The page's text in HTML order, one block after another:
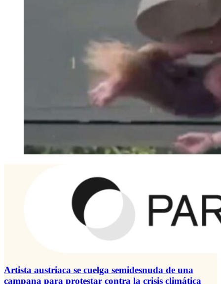
Artista austriaca se cuelga semidesnuda de una
campana para protestar contra la crisis climática